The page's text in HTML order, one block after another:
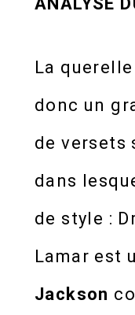
La
donc un
de versets
dans
de style :
Lamar est
Jackson